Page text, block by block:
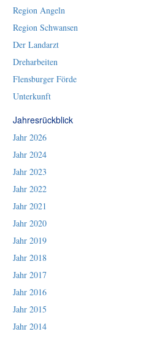
Region Angeln
Region Schwansen
Der Landarzt
Dreharbeiten
Flensburger Förde
Unterkunft
Jahresrückblick
Jahr 2026
Jahr 2024
Jahr 2023
Jahr 2022
Jahr 2021
Jahr 2020
Jahr 2019
Jahr 2018
Jahr 2017
Jahr 2016
Jahr 2015
Jahr 2014